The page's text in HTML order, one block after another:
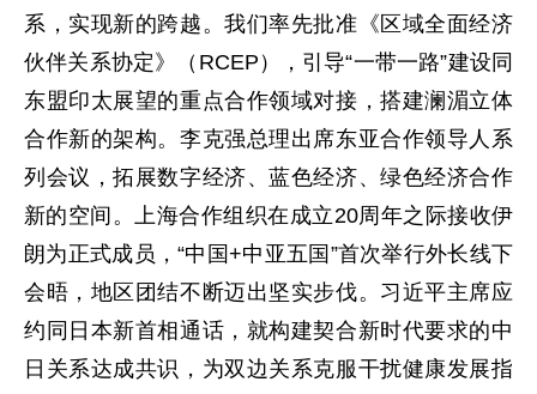
系，实现新的跨越。我们率先批准《区域全面经济
伙伴关系协定》（RCEP），引导“一带一路”建设同
东盟印太展望的重点合作领域对接，搭建澜湄立体
合作新的架构。李克强总理出席东亚合作领导人系
列会议，拓展数字经济、蓝色经济、绿色经济合作
新的空间。上海合作组织在成立20周年之际接收伊
朗为正式成员，“中国+中亚五国”首次举行外长线下
会晤，地区团结不断迈出坚实步伐。习近平主席应
约同日本新首相通话，就构建契合新时代要求的中
日关系达成共识，为双边关系克服干扰健康发展指